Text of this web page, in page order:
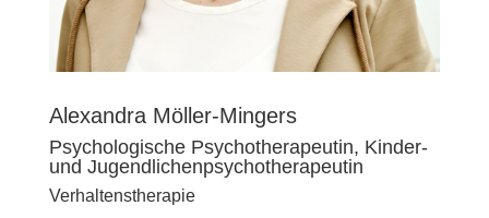
Alexandra Möller-Mingers
Psychologische Psychotherapeutin, Kinder-
und Jugendlichenpsychotherapeutin
Verhaltenstherapie